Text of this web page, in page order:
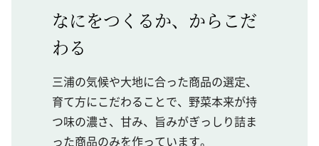
なにをつくるか、からこだ
わる
三浦の気候や大地に合った商品の選定、
育て方にこだわることで、野菜本来が持
つ味の濃さ、甘み、旨みがぎっしり詰ま
った商品のみを作っています。